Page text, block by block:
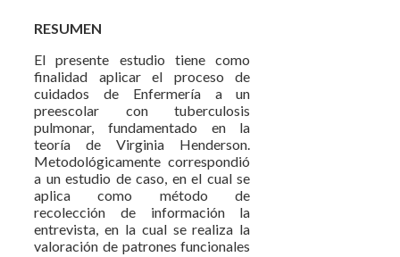
RESUMEN
El presente estudio tiene como
finalidad aplicar el proceso de
cuidados de Enfermería a un
preescolar con tuberculosis
pulmonar, fundamentado en la
teoría de Virginia Henderson.
Metodológicamente correspondió
a un estudio de caso, en el cual se
aplica como método de
recolección de información la
entrevista, en la cual se realiza la
valoración de patrones funcionales